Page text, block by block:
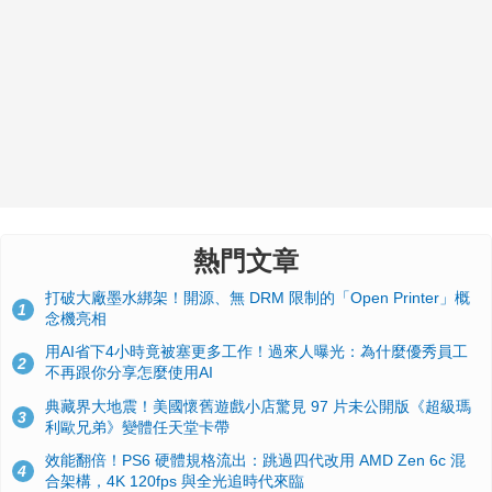
熱門文章
1
打破大廠墨水綁架！開源、無 DRM 限制的「Open Printer」概
念機亮相
2
用AI省下4小時竟被塞更多工作！過來人曝光：為什麼優秀員工
不再跟你分享怎麼使用AI
3
典藏界大地震！美國懷舊遊戲小店驚見 97 片未公開版《超級瑪
利歐兄弟》變體任天堂卡帶
4
效能翻倍！PS6 硬體規格流出：跳過四代改用 AMD Zen 6c 混
合架構，4K 120fps 與全光追時代來臨